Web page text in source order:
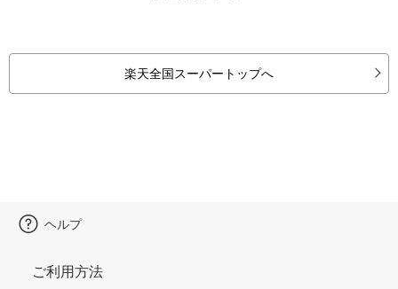
楽天全国スーパートップへ
ヘルプ
ご利用方法